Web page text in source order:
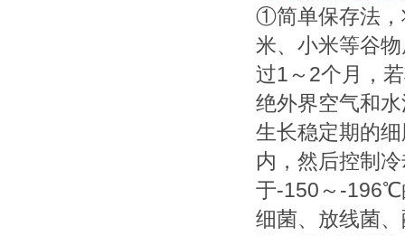
①简单保存法，
米、小米等谷
过1～2个月，
绝外界空气和
生长稳定期的
内，然后控制
于-150～-196℃
细菌、放线菌